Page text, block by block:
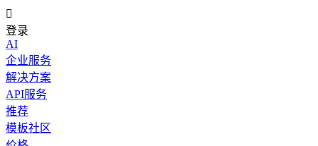

登录
AI
企业服务
解决方案
API服务
推荐
模板社区